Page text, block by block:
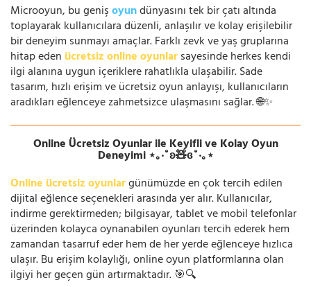
Microoyun, bu genişoyundünyasını tek bir çatı altında
toplayarak kullanıcılara düzenli, anlaşılır ve kolay erişilebilir
bir deneyim sunmayı amaçlar. Farklı zevk ve yaş gruplarına
hitap eden ücretsiz online oyunlarsayesinde herkes kendi
ilgi alanına uygun içeriklere rahatlıkla ulaşabilir. Sade
tasarım, hızlı erişim ve ücretsiz oyun anlayışı, kullanıcıların
aradıkları eğlenceye zahmetsizce ulaşmasını sağlar. 🌐✨
Online Ücretsiz Oyunlar ile Keyifli ve Kolay Oyun
Deneyimi ⋆｡‧˚ʚ🧸ɞ˚‧｡⋆
Online ücretsiz oyunlargünümüzde en çok tercih edilen
dijital eğlence seçenekleri arasında yer alır. Kullanıcılar,
indirme gerektirmeden; bilgisayar, tablet ve mobil telefonlar
üzerinden kolayca oynanabilen oyunları tercih ederek hem
zamandan tasarruf eder hem de her yerde eğlenceye hızlıca
ulaşır. Bu erişim kolaylığı, online oyun platformlarına olan
ilgiyi her geçen gün artırmaktadır. 🎯🔍